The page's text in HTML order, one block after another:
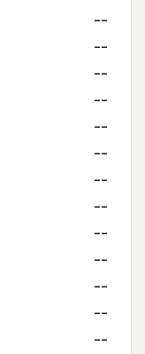
--
--
--
--
--
--
--
--
--
--
--
--
--